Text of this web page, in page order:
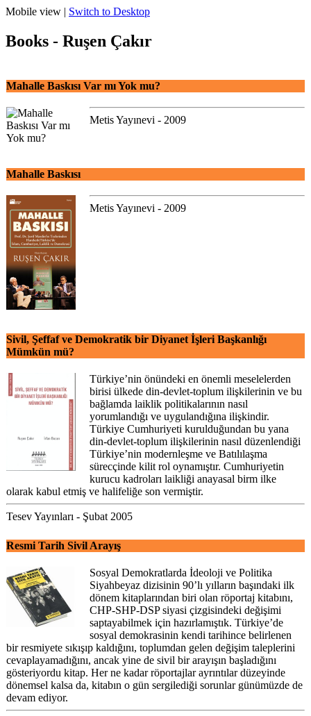
Mobile view | Switch to Desktop
Books - Ruşen Çakır
Mahalle Baskısı Var mı Yok mu?
Metis Yayınevi - 2009
Mahalle Baskısı
Metis Yayınevi - 2009
Sivil, Şeffaf ve Demokratik bir Diyanet İşleri Başkanlığı
Mümkün mü?
Türkiye’nin önündeki en önemli meselelerden
birisi ülkede din-devlet-toplum ilişkilerinin ve bu
bağlamda laiklik politikalarının nasıl
yorumlandığı ve uygulandığına ilişkindir.
Türkiye Cumhuriyeti kurulduğundan bu yana
din-devlet-toplum ilişkilerinin nasıl düzenlendiği
Türkiye’nin modernleşme ve Batılılaşma
sürecçinde kilit rol oynamıştır. Cumhuriyetin
kurucu kadroları laikliği anayasal birm ilke
olarak kabul etmiş ve halifeliğe son vermiştir.
Tesev Yayınları - Şubat 2005
Resmi Tarih Sivil Arayış
Sosyal Demokratlarda İdeoloji ve Politika
Siyahbeyaz dizisinin 90’lı yılların başındaki ilk
dönem kitaplarından biri olan röportaj kitabını,
CHP-SHP-DSP siyasi çizgisindeki değişimi
saptayabilmek için hazırlamıştık. Türkiye’de
sosyal demokrasinin kendi tarihince belirlenen
bir resmiyete sıkışıp kaldığını, toplumdan gelen değişim taleplerini
cevaplayamadığını, ancak yine de sivil bir arayışın başladığını
gösteriyordu kitap. Her ne kadar röportajlar ayrıntılar düzeyinde
dönemsel kalsa da, kitabın o gün sergilediği sorunlar günümüzde de
devam ediyor.